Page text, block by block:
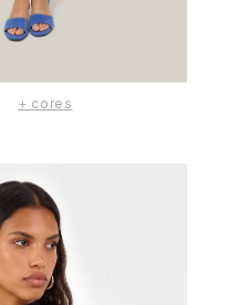
+ cores